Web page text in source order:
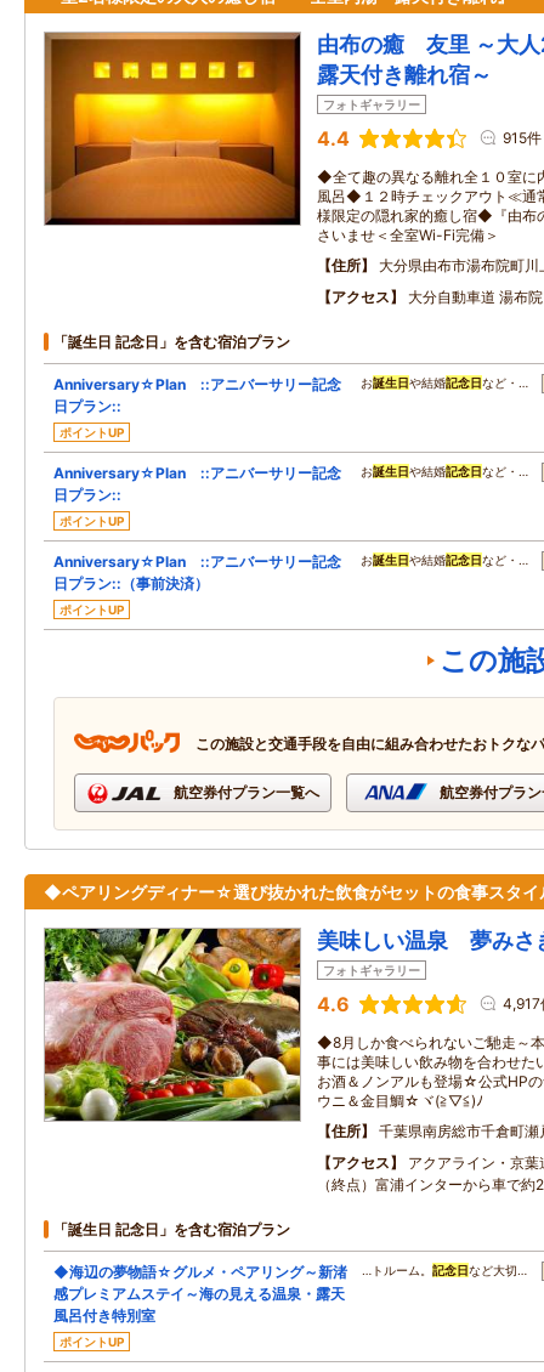
由布の癒 友里 ～大人
露天付き離れ宿～
フォトギャラリー
4.4 915件
◆全て趣の異なる離れ全１０室に
風呂◆１２時チェックアウト≪
様限定の隠れ家的癒し宿◆『由布
さいませ＜全室Wi-Fi完備＞
住所
大分県由布市湯布院町
アクセス
大分自動車道 湯布
「誕生日 記念日」を含む宿泊プラン
Anniversary☆Plan ::アニバーサリー記念
日プラン::
ポイントUP
お誕生日や結婚記念日など・…
Anniversary☆Plan ::アニバーサリー記念
日プラン::
ポイントUP
お誕生日や結婚記念日など・…
Anniversary☆Plan ::アニバーサリー記念
日プラン::（事前決済）
ポイントUP
お誕生日や結婚記念日など・…
この施
この施設と交通手段を自由に組み合わせたおトクな
航空券付プラン一覧へ 航空券付プラ
◆ペアリングディナー☆選び抜かれた飲食がセットの食事スタ
美味しい温泉 夢みさ
フォトギャラリー
4.6 4,917
◆8月しか食べられないご馳走～
事には美味しい飲み物を合わせ
お酒＆ノンアルも登場☆公式HP
ウニ＆金目鯛☆ヾ(≧▽≦)ﾉ
住所
千葉県南房総市千倉町瀬
アクセス
アクアライン・京
（終点）富浦インターから車で約
「誕生日 記念日」を含む宿泊プラン
◆海辺の夢物語☆グルメ・ペアリング～新渚
感プレミアムステイ～海の見える温泉・露天
風呂付き特別室
ポイントUP
…トルーム。 記念日など大切…